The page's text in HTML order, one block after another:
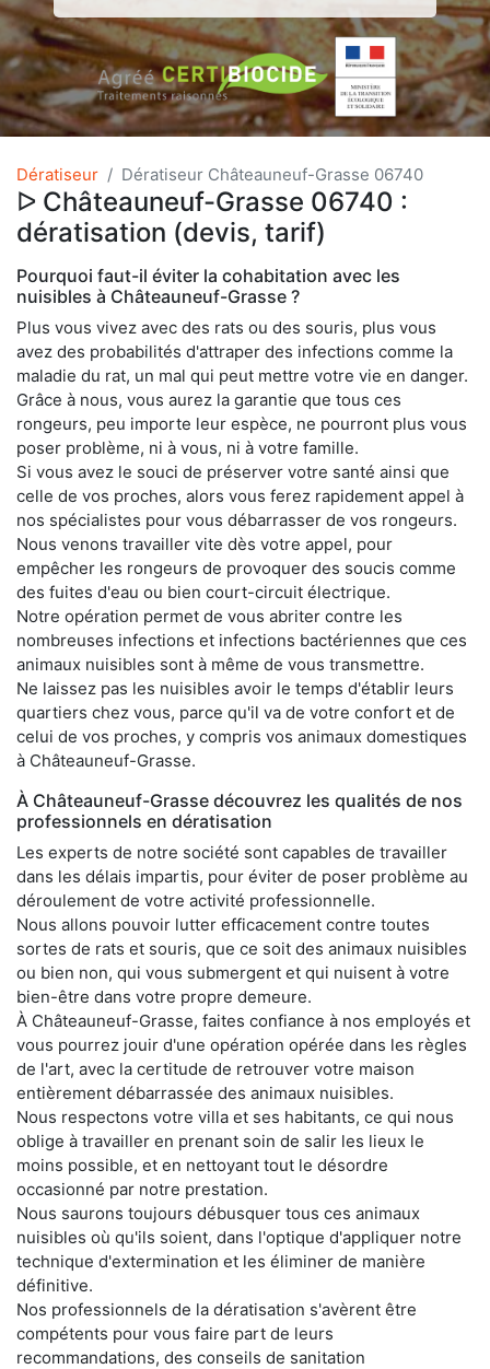
Dératiseur Dératiseur Châteauneuf-Grasse 06740
ᐅ Châteauneuf-Grasse 06740 :
dératisation (devis, tarif)
Pourquoi faut-il éviter la cohabitation avec les
nuisibles à Châteauneuf-Grasse ?
Plus vous vivez avec des rats ou des souris, plus vous
avez des probabilités d'attraper des infections comme la
maladie du rat, un mal qui peut mettre votre vie en danger.
Grâce à nous, vous aurez la garantie que tous ces
rongeurs, peu importe leur espèce, ne pourront plus vous
poser problème, ni à vous, ni à votre famille.
Si vous avez le souci de préserver votre santé ainsi que
celle de vos proches, alors vous ferez rapidement appel à
nos spécialistes pour vous débarrasser de vos rongeurs.
Nous venons travailler vite dès votre appel, pour
empêcher les rongeurs de provoquer des soucis comme
des fuites d'eau ou bien court-circuit électrique.
Notre opération permet de vous abriter contre les
nombreuses infections et infections bactériennes que ces
animaux nuisibles sont à même de vous transmettre.
Ne laissez pas les nuisibles avoir le temps d'établir leurs
quartiers chez vous, parce qu'il va de votre confort et de
celui de vos proches, y compris vos animaux domestiques
à Châteauneuf-Grasse.
À Châteauneuf-Grasse découvrez les qualités de nos
professionnels en dératisation
Les experts de notre société sont capables de travailler
dans les délais impartis, pour éviter de poser problème au
déroulement de votre activité professionnelle.
Nous allons pouvoir lutter efficacement contre toutes
sortes de rats et souris, que ce soit des animaux nuisibles
ou bien non, qui vous submergent et qui nuisent à votre
bien-être dans votre propre demeure.
À Châteauneuf-Grasse, faites confiance à nos employés et
vous pourrez jouir d'une opération opérée dans les règles
de l'art, avec la certitude de retrouver votre maison
entièrement débarrassée des animaux nuisibles.
Nous respectons votre villa et ses habitants, ce qui nous
oblige à travailler en prenant soin de salir les lieux le
moins possible, et en nettoyant tout le désordre
occasionné par notre prestation.
Nous saurons toujours débusquer tous ces animaux
nuisibles où qu'ils soient, dans l'optique d'appliquer notre
technique d'extermination et les éliminer de manière
définitive.
Nos professionnels de la dératisation s'avèrent être
compétents pour vous faire part de leurs
recommandations, des conseils de sanitation